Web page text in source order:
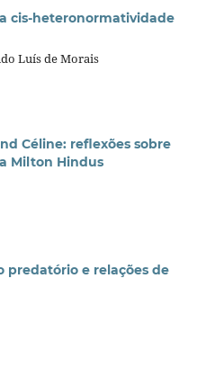
cis-heteronormatividade
Luís de Morais
Céline: reflexões sobre
Milton Hindus
predatório e relações de